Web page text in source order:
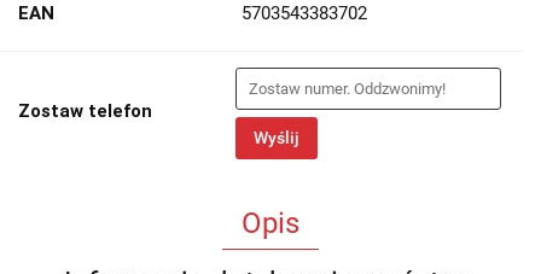
EAN 5703543383702
Zostaw telefon
Wyślij
Opis